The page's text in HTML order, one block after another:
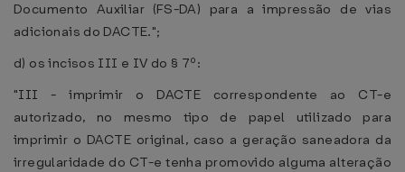
Documento Auxiliar (FS-DA) para a impressão de vias
adicionais do DACTE.";
d) os incisos III e IV do § 7º:
"III - imprimir o DACTE correspondente ao CT-e
autorizado, no mesmo tipo de papel utilizado para
imprimir o DACTE original, caso a geração saneadora da
irregularidade do CT-e tenha promovido alguma alteração